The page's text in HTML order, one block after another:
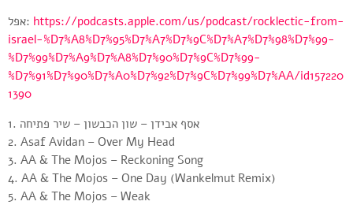
אפל: https://podcasts.apple.com/us/podcast/rocklectic-from-
israel-%D7%A8%D7%95%D7%A7%D7%9C%D7%A7%D7%98%D7%99-
%D7%99%D7%A9%D7%A8%D7%90%D7%9C%D7%99-
%D7%91%D7%90%D7%A0%D7%92%D7%9C%D7%99%D7%AA/id157220
1390
1. אסף אבידן – שון הכבשון – שיר פתיחה
2. Asaf Avidan – Over My Head
3. AA & The Mojos – Reckoning Song
4. AA & The Mojos – One Day (Wankelmut Remix)
5. AA & The Mojos – Weak